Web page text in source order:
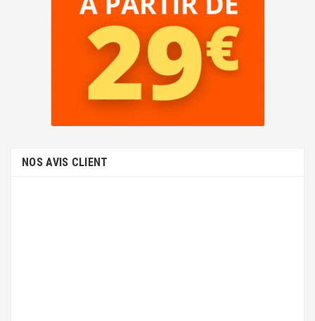
NOS AVIS CLIENT